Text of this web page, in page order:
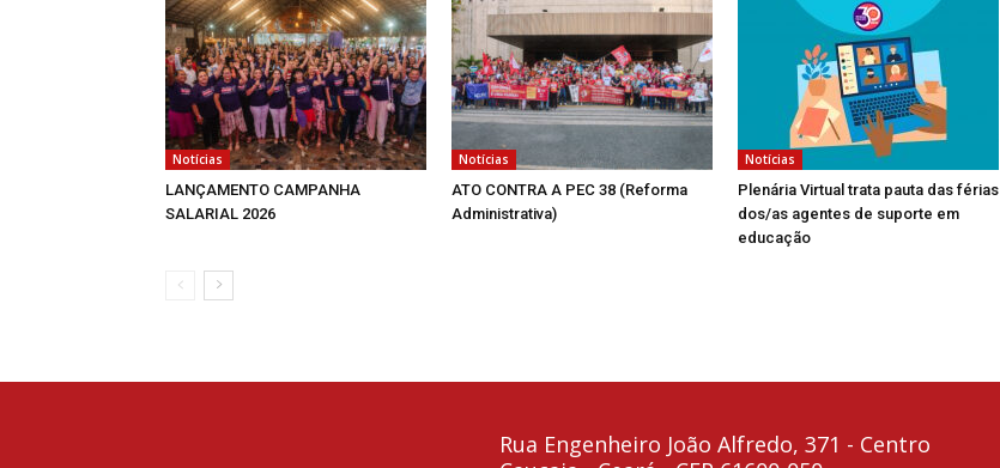
Notícias
LANÇAMENTO CAMPANHA
SALARIAL 2026
Notícias
ATO CONTRA A PEC 38 (Reforma
Administrativa)
Notícias
Plenária Virtual trata pauta das férias
dos/as agentes de suporte em
educação
Rua Engenheiro João Alfredo, 371 - Centro